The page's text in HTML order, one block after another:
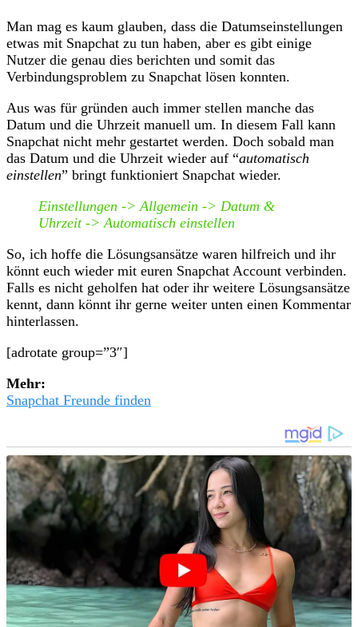
Man mag es kaum glauben, dass die Datumseinstellungen
etwas mit Snapchat zu tun haben, aber es gibt einige
Nutzer die genau dies berichten und somit das
Verbindungsproblem zu Snapchat lösen konnten.
Aus was für gründen auch immer stellen manche das
Datum und die Uhrzeit manuell um. In diesem Fall kann
Snapchat nicht mehr gestartet werden. Doch sobald man
das Datum und die Uhrzeit wieder auf “automatisch
einstellen” bringt funktioniert Snapchat wieder.
Einstellungen -> Allgemein -> Datum &
Uhrzeit -> Automatisch einstellen
So, ich hoffe die Lösungsansätze waren hilfreich und ihr
könnt euch wieder mit euren Snapchat Account verbinden.
Falls es nicht geholfen hat oder ihr weitere Lösungsansätze
kennt, dann könnt ihr gerne weiter unten einen Kommentar
hinterlassen.
[adrotate group=”3″]
Mehr:
Snapchat Freunde finden